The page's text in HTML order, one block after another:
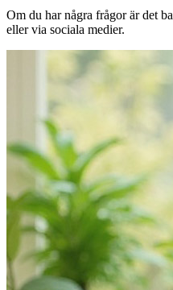
Om du har några frågor är det
eller via sociala medier.